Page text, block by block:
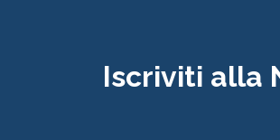
Iscriviti alla